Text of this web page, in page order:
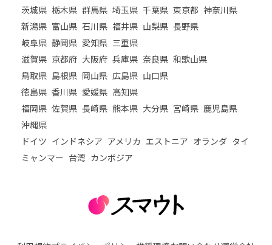
茨城県 栃木県 群馬県 埼玉県 千葉県 東京都 神奈川県
新潟県 富山県 石川県 福井県 山梨県 長野県
岐阜県 静岡県 愛知県 三重県
滋賀県 京都府 大阪府 兵庫県 奈良県 和歌山県
鳥取県 島根県 岡山県 広島県 山口県
徳島県 香川県 愛媛県 高知県
福岡県 佐賀県 長崎県 熊本県 大分県 宮崎県 鹿児島県
沖縄県
ドイツ インドネシア アメリカ エストニア オランダ タイ
ミャンマー 台湾 カンボジア